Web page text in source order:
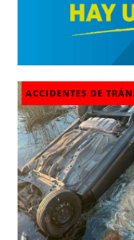
ACCIDENTES DE